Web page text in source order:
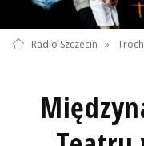
Radio Szczecin »